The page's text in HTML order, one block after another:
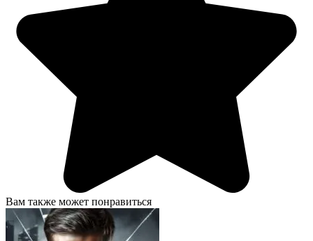
Вам также может понравиться